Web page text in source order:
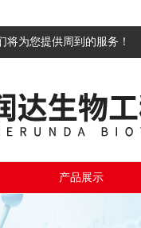
为您提供周到的服务！
产品展示